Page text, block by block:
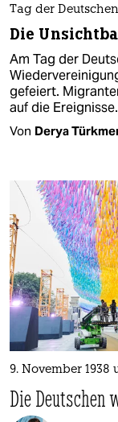
Tag der
Die
Am Tag der
gefeiert.
auf die Ereignisse.
Von Derya
9. November 1938
Die Deutschen